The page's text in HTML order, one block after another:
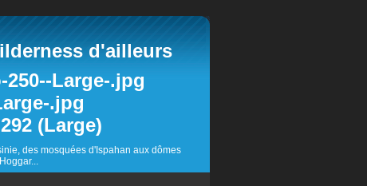
d'ailleurs
des mosquées d'Ispahan aux dômes